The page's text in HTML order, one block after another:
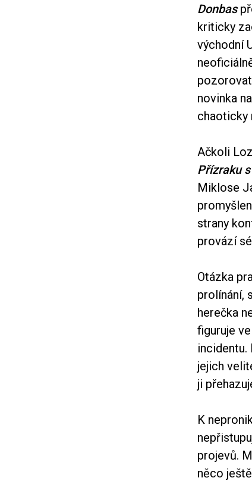
Donbas
kriticky
východní
novinka
chaoticky
Ačkoli
Přízraku
Miklose
strany
provází
Otázka
prolínání,
herečka
figuruje
jejich
ji
K
projevů.
něco